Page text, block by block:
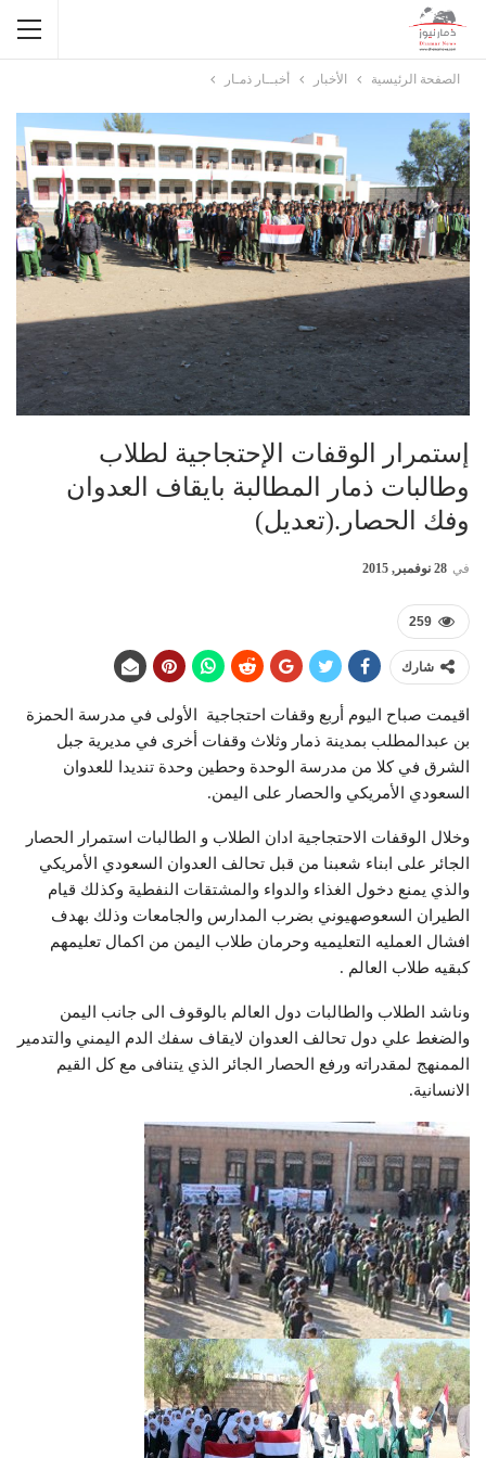
الصفحة الرئيسية الأخبار أخبــار ذمـار
إستمرار الوقفات الإحتجاجية لطلاب
وطالبات ذمار المطالبة بايقاف العدوان
وفك الحصار.(تعديل)
في 28 نوفمبر, 2015
259
شارك
اقيمت صباح اليوم أربع وقفات احتجاجية الأولى في مدرسة الحمزة
بن عبدالمطلب بمدينة ذمار وثلاث وقفات أخرى في مديرية جبل
الشرق في كلا من مدرسة الوحدة وحطين وحدة تنديدا للعدوان
السعودي الأمريكي والحصار على اليمن.
وخلال الوقفات الاحتجاجية ادان الطلاب و الطالبات استمرار الحصار
الجائر على ابناء شعبنا من قبل تحالف العدوان السعودي الأمريكي
والذي يمنع دخول الغذاء والدواء والمشتقات النفطية وكذلك قيام
الطيران السعوصهيوني بضرب المدارس والجامعات وذلك بهدف
افشال العمليه التعليميه وحرمان طلاب اليمن من اكمال تعليمهم
كبقيه طلاب العالم .
وناشد الطلاب والطالبات دول العالم بالوقوف الى جانب اليمن
والضغط علي دول تحالف العدوان لايقاف سفك الدم اليمني والتدمير
الممنهج لمقدراته ورفع الحصار الجائر الذي يتنافى مع كل القيم
الانسانية.